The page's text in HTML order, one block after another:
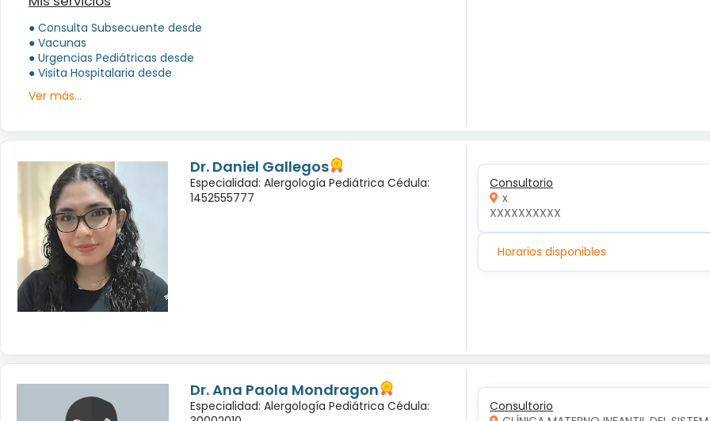
● Consulta Subsecuente desde
● Vacunas
● Urgencias Pediátricas desde
● Visita Hospitalaria desde
Ver más...
Dr. Daniel Gallegos
Especialidad: Alergología Pediátrica Cédula:
1452555777
Consultorio
x
XXXXXXXXXX
Horarios disponibles
Dr. Ana Paola Mondragon
Especialidad: Alergología Pediátrica Cédula:
Consultorio